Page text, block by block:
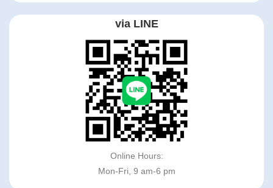
via LINE
Online Hours:
Mon-Fri, 9 am-6 pm